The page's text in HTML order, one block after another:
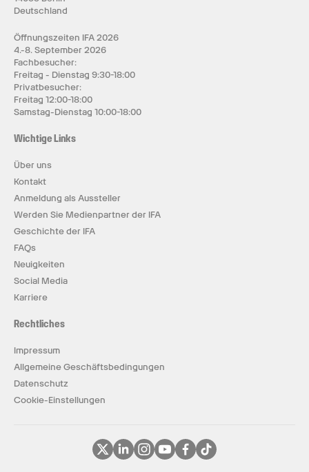
Deutschland
Öffnungszeiten IFA 2026
4.-8. September 2026
Fachbesucher:
Freitag - Dienstag 9:30-18:00
Privatbesucher:
Freitag 12:00-18:00
Samstag-Dienstag 10:00-18:00
Wichtige Links
Über uns
Kontakt
Anmeldung als Aussteller
Werden Sie Medienpartner der IFA
Geschichte der IFA
FAQs
Neuigkeiten
Social Media
Karriere
Rechtliches
Impressum
Allgemeine Geschäftsbedingungen
Datenschutz
Cookie-Einstellungen